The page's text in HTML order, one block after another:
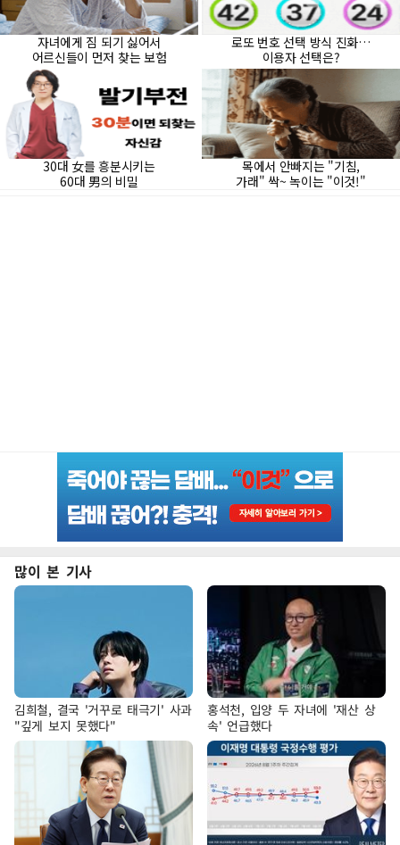
많이 본 기사
김희철, 결국 '거꾸로 태극기' 사과
"깊게 보지 못했다"
홍석천, 입양 두 자녀에 '재산 상
속' 언급했다